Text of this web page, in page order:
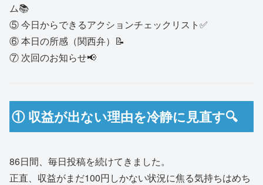
ム📚
⑤ 今日からできるアクションチェックリスト✅
⑥ 本日の所感（関西弁）📝
⑦ 次回のお知らせ📢
① 収益が出ない理由を冷静に見直す🔍
86日間、毎日投稿を続けてきました。
正直、収益がまだ100円しかない状況に焦る気持ちはめち